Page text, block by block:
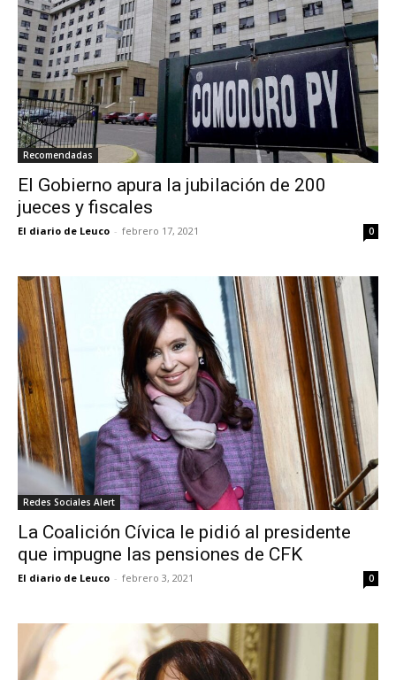
Recomendadas
El Gobierno apura la jubilación de 200
jueces y fiscales
El diario de Leuco - febrero 17, 2021 0
Redes Sociales Alert
La Coalición Cívica le pidió al presidente
que impugne las pensiones de CFK
El diario de Leuco - febrero 3, 2021 0